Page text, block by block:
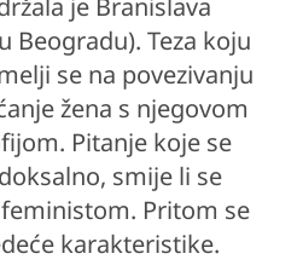
je Branislava
Beogradu). Teza koju
se na povezivanju
žena s njegovom
Pitanje koje se
smije li se
Pritom se
karakteristike.